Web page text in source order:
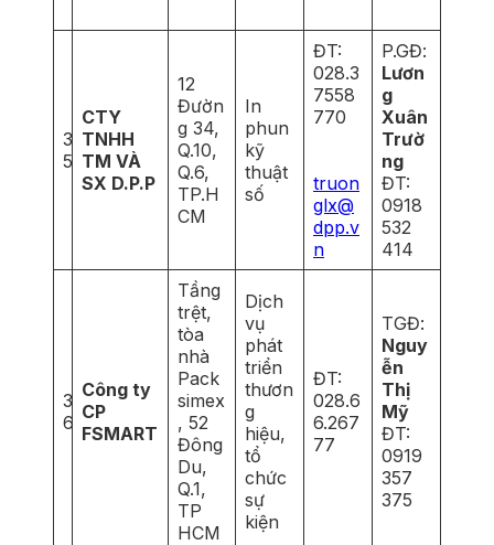
3
5
CTY
TNHH
TM VÀ
SX D.P.P
12
Đườn
g 34,
Q.10,
Q.6,
TP.H
CM
In
phun
kỹ
thuật
số
ĐT:
028.3
7558
770
truon
glx@
dpp.v
n
P.GĐ:
Lươn
g
Xuân
Trườ
ng
ĐT:
0918
532
414
3
6
Công ty
CP
FSMART
Tầng
trệt,
tòa
nhà
Pack
simex
, 52
Đông
Du,
Q.1,
TP
HCM
Dịch
vụ
phát
triển
thươn
g
hiệu,
tổ
chức
sự
kiện
ĐT:
028.6
6.267
77
TGĐ:
Nguy
ễn
Thị
Mỹ
ĐT:
0919
357
375